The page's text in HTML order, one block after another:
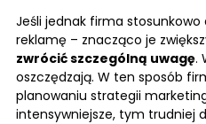
Jeśli jednak firma
reklamę – znacząco je
zwrócić szczególną uwagę.
oszczędzają. W ten sposób
planowaniu strategii
intensywniejsze, tym trudniej